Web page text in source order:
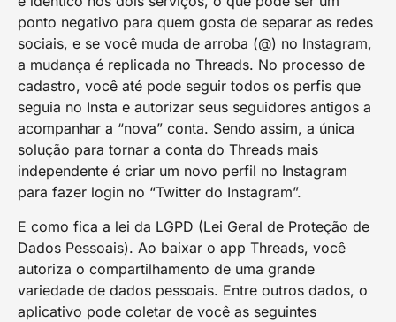
ponto negativo para quem gosta de separar as redes
sociais, e se você muda de arroba (@) no Instagram,
a mudança é replicada no Threads. No processo de
cadastro, você até pode seguir todos os perfis que
seguia no Insta e autorizar seus seguidores antigos a
acompanhar a “nova” conta. Sendo assim, a única
solução para tornar a conta do Threads mais
independente é criar um novo perfil no Instagram
para fazer login no “Twitter do Instagram”.
E como fica a lei da LGPD (Lei Geral de Proteção de
Dados Pessoais). Ao baixar o app Threads, você
autoriza o compartilhamento de uma grande
variedade de dados pessoais. Entre outros dados, o
aplicativo pode coletar de você as seguintes